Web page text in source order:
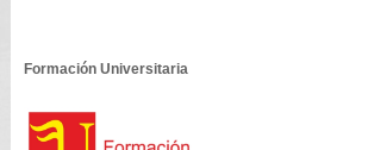
Formación Universitaria